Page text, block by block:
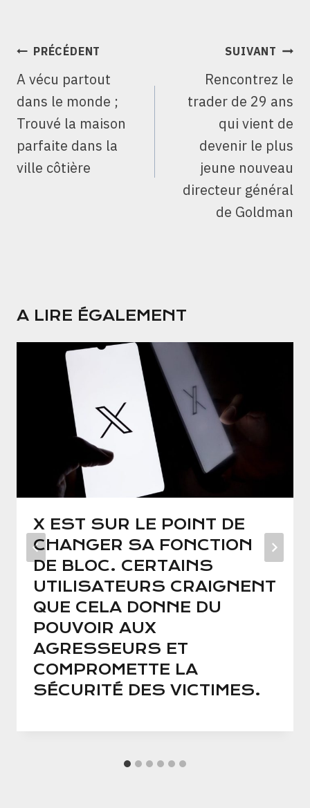
NAVIGATION
L’ARTICLE
PRÉCÉDENT
A vécu partout
dans le monde ;
Trouvé la maison
parfaite dans la
ville côtière
SUIVANT
Rencontrez le
trader de 29 ans
qui vient de
devenir le plus
jeune nouveau
directeur général
de Goldman
A LIRE ÉGALEMENT
X EST SUR LE POINT DE
CHANGER SA FONCTION
DE BLOC. CERTAINS
UTILISATEURS CRAIGNENT
QUE CELA DONNE DU
POUVOIR AUX
AGRESSEURS ET
COMPROMETTE LA
SÉCURITÉ DES VICTIMES.